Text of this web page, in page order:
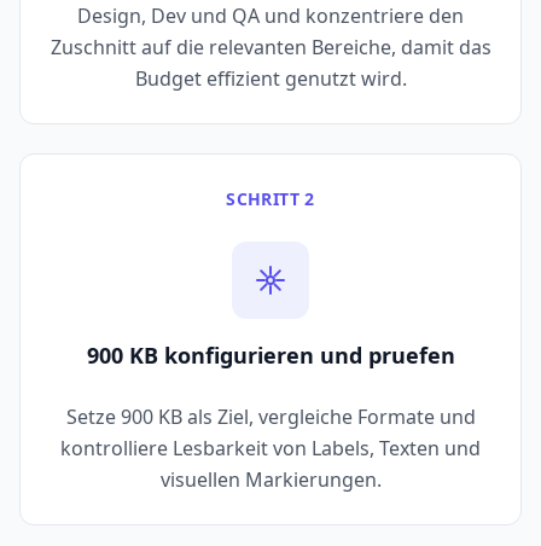
Design, Dev und QA und konzentriere den
Zuschnitt auf die relevanten Bereiche, damit das
Budget effizient genutzt wird.
SCHRITT 2
900 KB konfigurieren und pruefen
Setze 900 KB als Ziel, vergleiche Formate und
kontrolliere Lesbarkeit von Labels, Texten und
visuellen Markierungen.